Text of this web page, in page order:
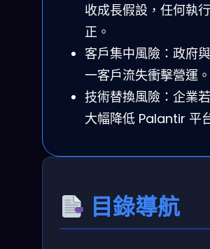
收成長假設，任何執
正。
客戶集中風險：政府
一客戶流失衝擊營運。
技術替換風險：企業
大幅降低 Palantir 平
目錄導航